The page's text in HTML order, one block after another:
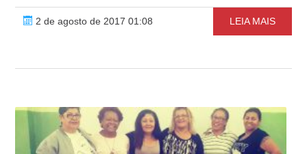
2 de agosto de 2017 01:08 LEIA MAIS